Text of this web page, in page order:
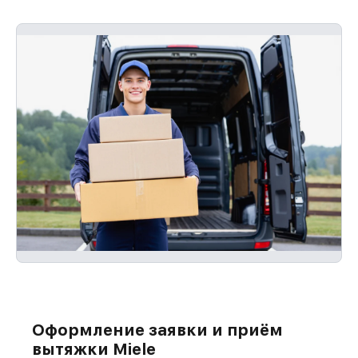
Оформление заявки и приём
вытяжки Miele